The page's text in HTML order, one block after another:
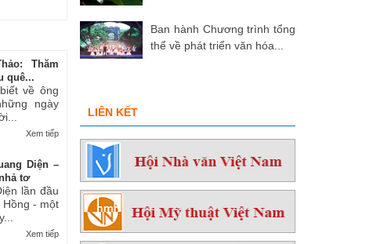
Thăm
quê...
về ông
ngày
Xem tiếp
Diện –
tơ
lần đầu
Hồng - một
Xem tiếp
Ban hành Chương trình tổng
thể về phát triển văn hóa...
LIÊN KẾT